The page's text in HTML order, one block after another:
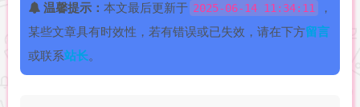
温馨提示： 本文最后更新于 2025-06-14 11:34:11
，
某些文章具有时效性，若有错误或已失效，请在下方留言
或联系站长。